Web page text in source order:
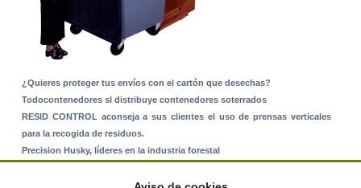
¿Quieres proteger tus envíos con el cartón que desechas?
Todocontenedores sl distribuye contenedores soterrados
RESID CONTROL aconseja a sus clientes el uso de prensas verticales
para la recogida de residuos.
Precision Husky, líderes en la industria forestal